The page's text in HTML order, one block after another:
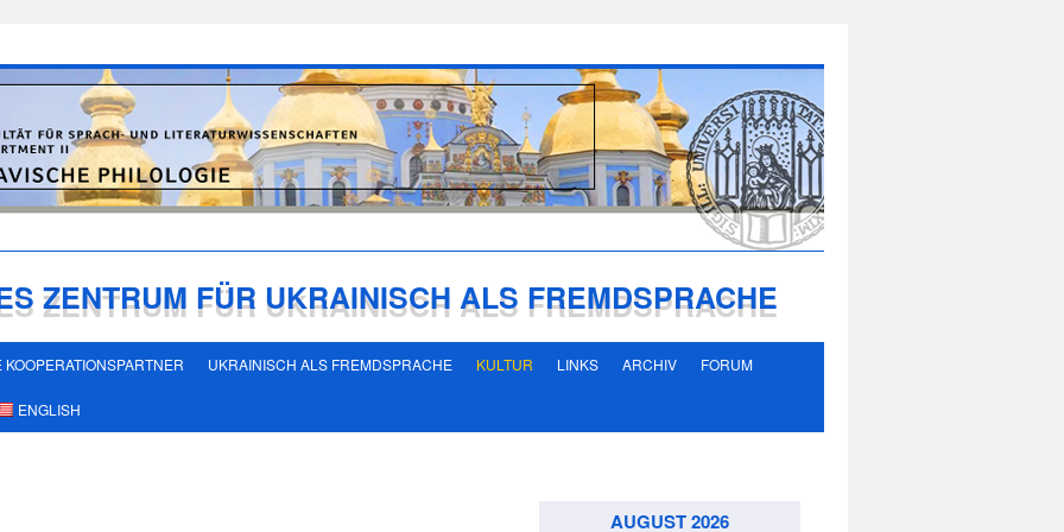
ZENTRUM FÜR UKRAINISCH ALS FREMDSPRACHE
KOOPERATIONSPARTNER UKRAINISCH ALS FREMDSPRACHE KULTUR LINKS ARCHIV FORUM
ENGLISH
AUGUST 2026